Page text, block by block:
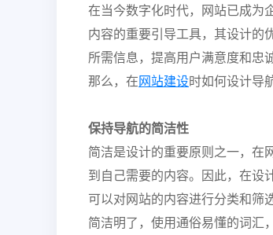
在当今数字化时代，网站已成为
内容的重要引导工具，其设计的
所需信息，提高用户满意度和忠
那么，在网站建设时如何设计导
保持导航的简洁性
简洁是设计的重要原则之一，在
到自己需要的内容。因此，在设
可以对网站的内容进行分类和筛
简洁明了，使用通俗易懂的词汇